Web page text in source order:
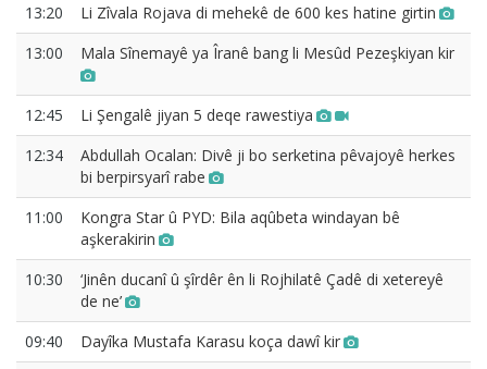
13:20
Li Zîvala Rojava di mehekê de 600 kes hatine girtin
13:00
Mala Sînemayê ya Îranê bang li Mesûd Pezeşkiyan kir
12:45
Li Şengalê jiyan 5 deqe rawestiya
12:34
Abdullah Ocalan: Divê ji bo serketina pêvajoyê herkes
bi berpirsyarî rabe
11:00
Kongra Star û PYD: Bila aqûbeta windayan bê
aşkerakirin
10:30
‘Jinên ducanî û şîrdêr ên li Rojhilatê Çadê di xetereyê
de ne’
09:40
Dayîka Mustafa Karasu koça dawî kir